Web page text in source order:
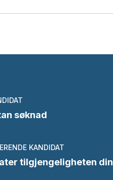
søknad
KANDIDAT
tilgjengeligheten din